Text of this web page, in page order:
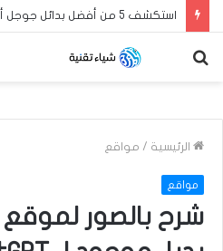
الرئيسية / مواقع
مواقع